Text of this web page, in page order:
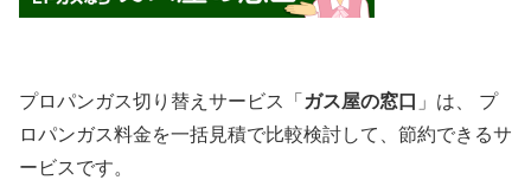
プロパンガス切り替えサービス「 ガス屋の窓口 」は、 プ
ロパンガス料金を一括見積で比較検討して、節約できるサ
ービスです。